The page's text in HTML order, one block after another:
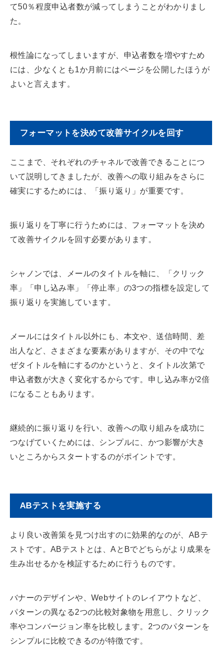
て50％程度申込者数が減ってしまうことがわかりまし
た。
根性論になってしまいますが、申込者数を増やすため
には、少なくとも1か月前にはページを公開したほうが
よいと言えます。
フォーマットを決めて改善サイクルを回す
ここまで、それぞれのチャネルで改善できることにつ
いて説明してきましたが、改善への取り組みをさらに
確実にするためには、「振り返り」が重要です。
振り返りを丁寧に行うためには、フォーマットを決め
て改善サイクルを回す必要があります。
シャノンでは、メールのタイトルを軸に、「クリック
率」「申し込み率」「停止率」の3つの指標を設定して
振り返りを実施しています。
メールにはタイトル以外にも、本文や、送信時間、差
出人など、さまざまな要素がありますが、その中でな
ぜタイトルを軸にするのかというと、タイトル次第で
申込者数が大きく変化するからです。申し込み率が2倍
になることもあります。
継続的に振り返りを行い、改善への取り組みを成功に
つなげていくためには、シンプルに、かつ影響が大き
いところからスタートするのがポイントです。
ABテストを実施する
より良い改善策を見つけ出すのに効果的なのが、ABテ
ストです。ABテストとは、AとBでどちらがより成果を
生み出せるかを検証するために行うものです。
バナーのデザインや、Webサイトのレイアウトなど、
パターンの異なる2つの比較対象物を用意し、クリック
率やコンバージョン率を比較します。2つのパターンを
シンプルに比較できるのが特徴です。